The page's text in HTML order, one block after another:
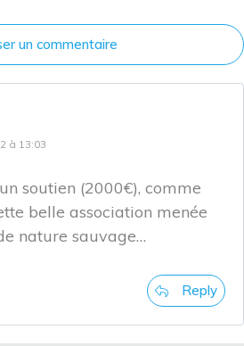
un commentaire
à 13:03
soutien (2000€), comme
belle association menée
nature sauvage…
Reply